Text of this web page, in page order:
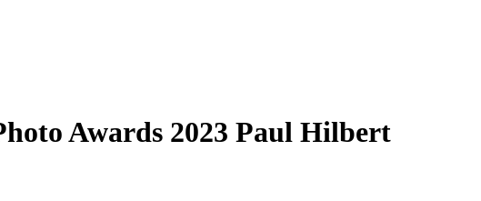
Awards 2023 Paul Hilbert